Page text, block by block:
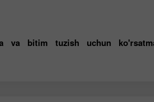
va bitim tuzish uchun